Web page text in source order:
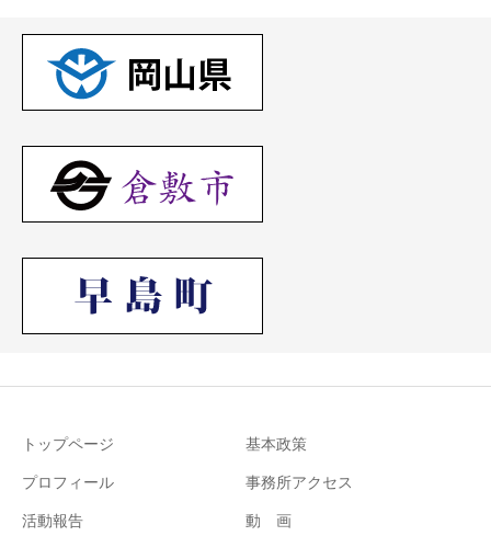
トップページ
基本政策
プロフィール
事務所アクセス
活動報告
動 画